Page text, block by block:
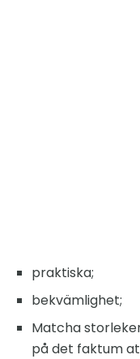
praktiska;
bekvämlighet;
Matcha
på det faktum